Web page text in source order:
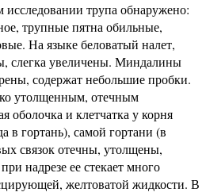
трупа обнаружено:
трупные пятна обильные,
На языке беловатый налет,
слегка увеличены. Миндалины
содержат небольшие пробки.
утолщенным, отечным
оболочка и клетчатка у корня
в гортань), самой гортани (в
связок отечны, утолщены,
надрезе ее стекает много
желтоватой жидкости. В